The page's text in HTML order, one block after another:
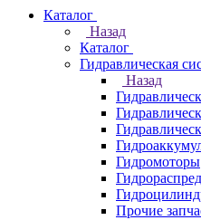
Каталог
Назад
Каталог
Гидравлическая
Назад
Гидромоторы
Прочие